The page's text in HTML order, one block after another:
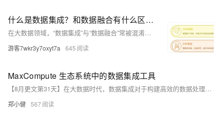
什么是数据集成？和数据融合有什么区别？
在大数据领域，“数据集成”与“数据融合”常被混淆。数据集成关注数据的物理集中，解决“数据从哪来”的问题；数据融合则侧重逻辑协同，解决“数据怎么用”的问题。两者相辅相成，集成是基础，融合是价值提升的关键。理解其差异，有助于企业释放数据潜力，避免“数据堆积”或“盲目融合”的误区，实现数据从成本到生产力的转变。
游客7wkr3y7oxyt7a 645
MaxCompute 生态系统中的数据集成工具
【8月更文第31天】在大数据时代，数据集成对于构建高效的数据处理流水线至关重要。阿里云的 MaxCompute 是一个用于处理大规模数据集的服务平台，它提供了强大的计算能力和丰富的生态系统工具来帮助用户管理和处理数据。本文将详细介绍如何使用 DataWorks 这样的工具将 MaxCompute 整合到整个数据处理流程中，以便更有效地管理数据生命周期。
郑小健 567